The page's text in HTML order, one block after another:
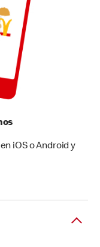
iOS o Android y